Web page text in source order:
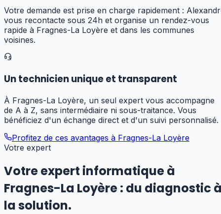
Votre demande est prise en charge rapidement :
vous recontacte sous 24h et organise un rendez-vous
rapide à Fragnes-La Loyère et dans les communes
voisines.
Un technicien unique et transparent
À Fragnes-La Loyère, un seul expert vous accompagne
de A à Z, sans intermédiaire ni sous-traitance. Vous
bénéficiez d'un échange direct et d'un suivi personnalisé.
Profitez de ces avantages à Fragnes-La Loyère
Votre expert
Votre expert informatiqueà
Fragnes-La Loyère: du diagnostic
la solution.